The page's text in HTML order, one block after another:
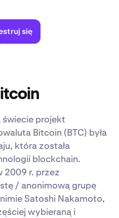
się
projekt
Bitcoin (BTC) była
która została
blockchain.
2009 r. przez
/ anonimową grupę
Satoshi Nakamoto,
wybieraną i